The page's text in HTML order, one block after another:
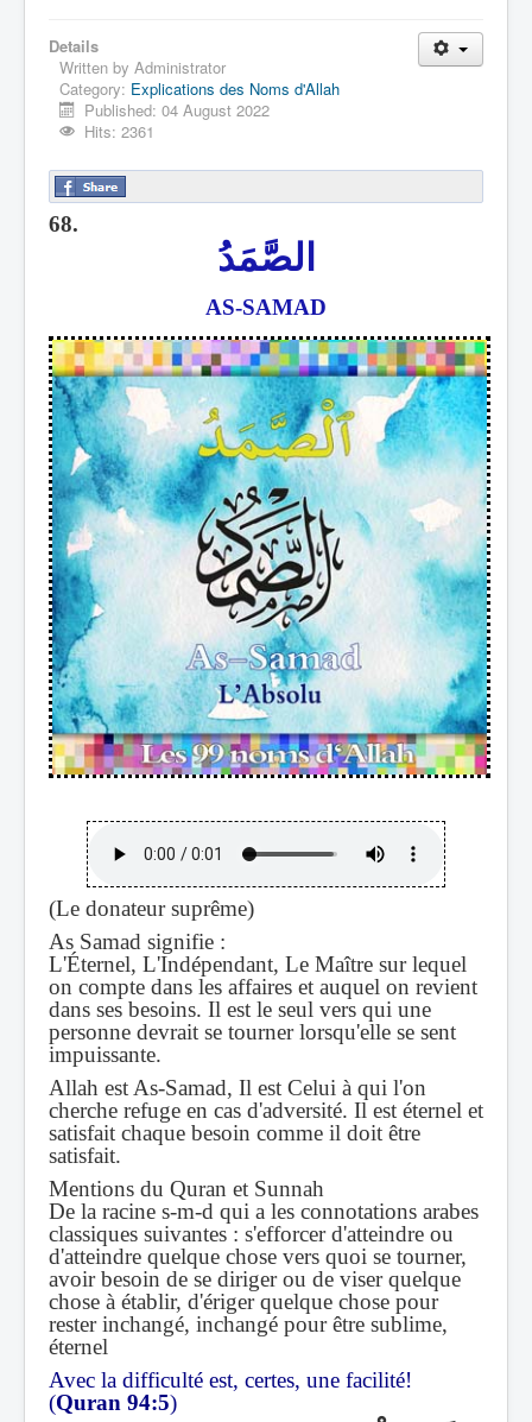
Details
Written by Administrator
Category: Explications des Noms d'Allah
Published: 04 August 2022
Hits: 2361
68.
الصَّمَدُ
AS-SAMAD
(Le donateur suprême)
As Samad signifie :
L'Éternel, L'Indépendant, Le Maître sur lequel
on compte dans les affaires et auquel on revient
dans ses besoins. Il est le seul vers qui une
personne devrait se tourner lorsqu'elle se sent
impuissante.
Allah est As-Samad, Il est Celui à qui l'on
cherche refuge en cas d'adversité. Il est éternel et
satisfait chaque besoin comme il doit être
satisfait.
Mentions du Quran et Sunnah
De la racine s-m-d qui a les connotations arabes
classiques suivantes : s'efforcer d'atteindre ou
d'atteindre quelque chose vers quoi se tourner,
avoir besoin de se diriger ou de viser quelque
chose à établir, d'ériger quelque chose pour
rester inchangé, inchangé pour être sublime,
éternel
Avec la difficulté est, certes, une facilité!
(Quran 94:5)